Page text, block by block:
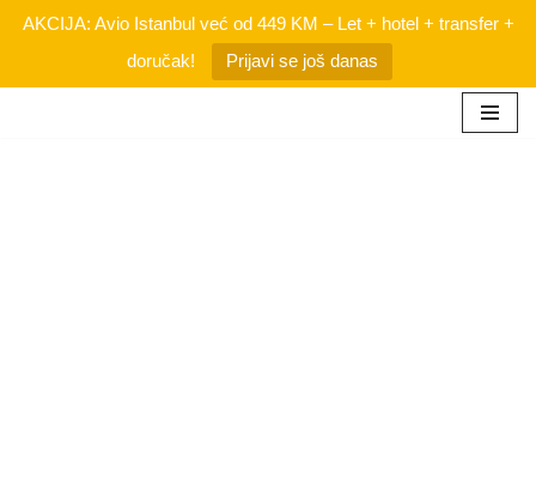
AKCIJA: Avio Istanbul već od 449 KM – Let + hotel + transfer +
doručak!
Prijavi se još danas